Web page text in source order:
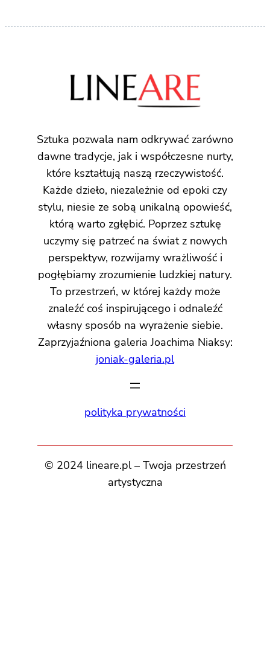
Sztuka pozwala nam odkrywać zarówno
dawne tradycje, jak i współczesne nurty,
które kształtują naszą rzeczywistość.
Każde dzieło, niezależnie od epoki czy
stylu, niesie ze sobą unikalną opowieść,
którą warto zgłębić. Poprzez sztukę
uczymy się patrzeć na świat z nowych
perspektyw, rozwijamy wrażliwość i
pogłębiamy zrozumienie ludzkiej natury.
To przestrzeń, w której każdy może
znaleźć coś inspirującego i odnaleźć
własny sposób na wyrażenie siebie.
Zaprzyjaźniona galeria Joachima Niaksy:
joniak-galeria.pl
polityka prywatności
© 2024 lineare.pl – Twoja przestrzeń
artystyczna